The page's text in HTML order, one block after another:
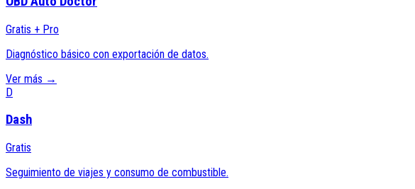
Gratis + Pro
Diagnóstico básico con exportación de datos.
Ver más →
D
Dash
Gratis
Seguimiento de viajes y consumo de combustible.